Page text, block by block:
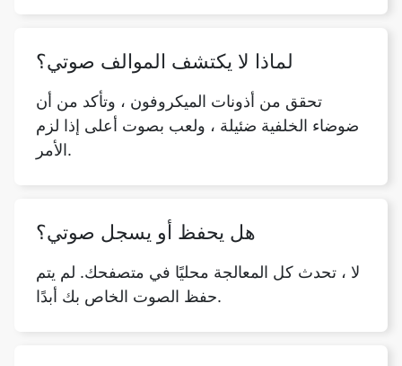
لماذا لا يكتشف الموالف صوتي؟
تحقق من أذونات الميكروفون ، وتأكد من أن
ضوضاء الخلفية ضئيلة ، ولعب بصوت أعلى إذا لزم
الأمر.
هل يحفظ أو يسجل صوتي؟
لا ، تحدث كل المعالجة محليًا في متصفحك. لم يتم
حفظ الصوت الخاص بك أبدًا.